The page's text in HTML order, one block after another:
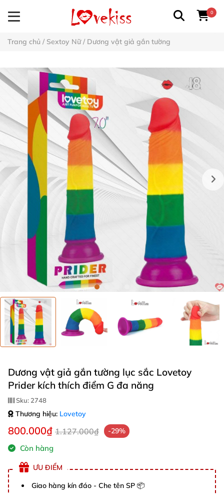
0
Trang chủ / Sextoy Nữ/ Dương vật giả gắn tường
Dương vật giả gắn tường lục sắc Lovetoy
Prider kích thích điểm G đa năng
Sku: 2748
Thương hiệu: Lovetoy
800.000₫ 1.127.000₫ -29%
Còn hàng
ƯU ĐIỂM
Giao hàng kín đáo - Che tên SP 📦